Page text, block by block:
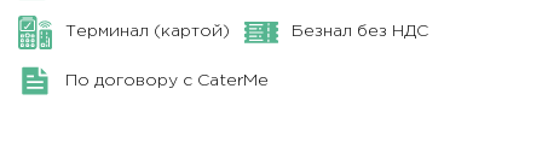
Терминал (картой) Безнал без НДС
По договору с CaterMe